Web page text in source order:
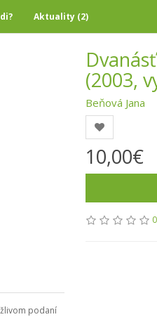
Aktuality (2)
podaní
(2003,
Beňová Jana
10,00€